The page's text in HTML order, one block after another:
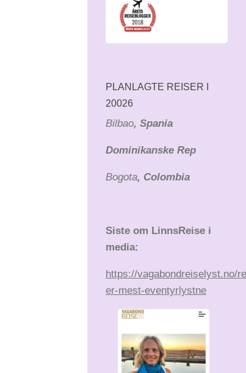
PLANLAGTE REISER I
20026
Bilbao, Spania
Dominikanske Rep
Bogota, Colombia
Siste om LinnsReise i
media:
https://vagabondreiselyst.no/
er-mest-eventyrlystne